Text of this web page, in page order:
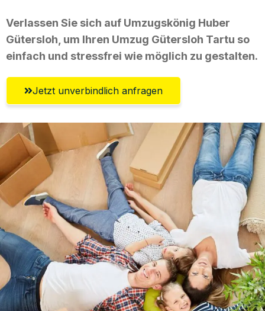
Verlassen Sie sich auf Umzugskönig Huber
Gütersloh, um Ihren Umzug Gütersloh Tartu so
einfach und stressfrei wie möglich zu gestalten.
Jetzt unverbindlich anfragen